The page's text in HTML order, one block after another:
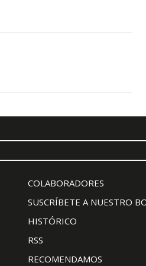
COLABORADORES
SUSCRÍBETE A NUESTRO
HISTÓRICO
RSS
RECOMENDAMOS